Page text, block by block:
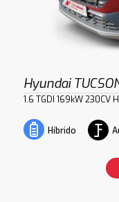
Hyundai
1.6 TGDI 169kW 230CV
Híbrido